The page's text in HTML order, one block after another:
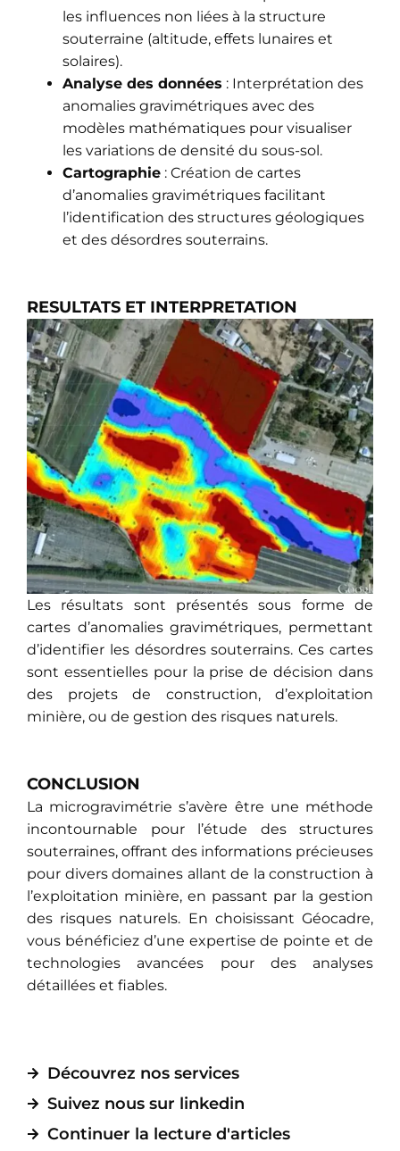
les influences non liées à la structure
souterraine (altitude, effets lunaires et
solaires).
Analyse des données : Interprétation des
anomalies gravimétriques avec des
modèles mathématiques pour visualiser
les variations de densité du sous-sol.
Cartographie : Création de cartes
d’anomalies gravimétriques facilitant
l’identification des structures géologiques
et des désordres souterrains.
RESULTATS ET INTERPRETATION
Les résultats sont présentés sous forme de
cartes d’anomalies gravimétriques, permettant
d’identifier les désordres souterrains. Ces cartes
sont essentielles pour la prise de décision dans
des projets de construction, d’exploitation
minière, ou de gestion des risques naturels.
CONCLUSION
La microgravimétrie s’avère être une méthode
incontournable pour l’étude des structures
souterraines, offrant des informations précieuses
pour divers domaines allant de la construction à
l’exploitation minière, en passant par la gestion
des risques naturels. En choisissant Géocadre,
vous bénéficiez d’une expertise de pointe et de
technologies avancées pour des analyses
détaillées et fiables.
Découvrez nos services
Suivez nous sur linkedin
Continuer la lecture d'articles